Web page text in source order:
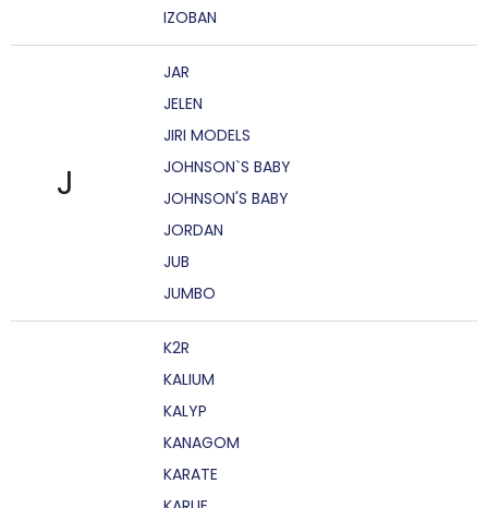
IZOBAN
J
JAR
JELEN
JIRI MODELS
JOHNSON`S BABY
JOHNSON'S BABY
JORDAN
JUB
JUMBO
K2R
KALIUM
KALYP
KANAGOM
KARATE